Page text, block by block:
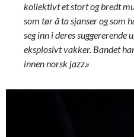
kollektivt et stort og bredt
som tør å ta sjanser og som
seg inn i deres suggererende
eksplosivt vakker. Bandet
innen norsk jazz.»